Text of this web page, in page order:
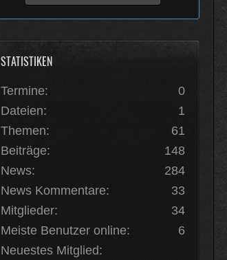
STATISTIKEN
Termine
0
Dateien
1
Themen
61
Beiträge
148
News
284
News Kommentare
33
Mitglieder
34
Meiste Benutzer online
6
Neuestes Mitglied